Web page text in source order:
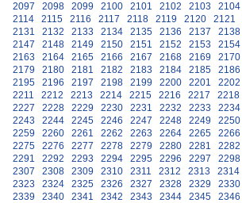
2097
2098 2099 2100 2101 2102 2103 2104
2114
2115 2116 2117 2118 2119 2120 2121
2131
2132 2133 2134 2135 2136 2137 2138
2147
2148 2149 2150 2151 2152 2153 2154
2163
2164 2165 2166 2167 2168 2169 2170
2179
2180 2181 2182 2183 2184 2185 2186
2195
2196 2197 2198 2199 2200 2201 2202
2211
2212 2213 2214 2215 2216 2217 2218
2227
2228 2229 2230 2231 2232 2233 2234
2243
2244 2245 2246 2247 2248 2249 2250
2259
2260 2261 2262 2263 2264 2265 2266
2275
2276 2277 2278 2279 2280 2281 2282
2291
2292 2293 2294 2295 2296 2297 2298
2307
2308 2309 2310 2311 2312 2313 2314
2323
2324 2325 2326 2327 2328 2329 2330
2339
2340 2341 2342 2343 2344 2345 2346